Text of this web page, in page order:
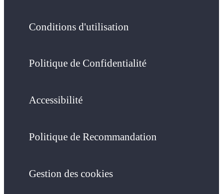
Conditions d'utilisation
Politique de Confidentialité
Accessibilité
Politique de Recommandation
Gestion des cookies